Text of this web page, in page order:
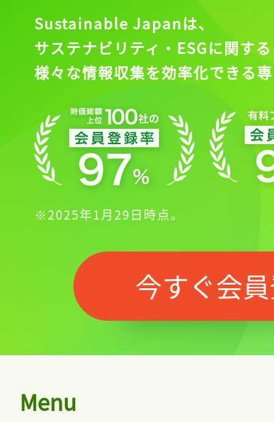
Sustainable Japanは、
サステナビリティ・ESGに関する
様々な情報収集を効率化できる
※2025年1月29日時点。
今すぐ会
Menu